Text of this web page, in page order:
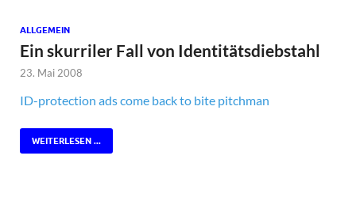
ALLGEMEIN
Ein skurriler Fall von Identitätsdiebstahl
23. Mai 2008
ID-protection ads come back to bite pitchman
WEITERLESEN ...